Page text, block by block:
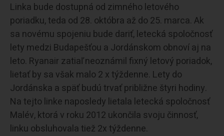
Linka bude dostupná od zimného letového
poriadku, teda od 28. októbra až do 25. marca. Ak
sa novému spojeniu bude dariť, letecká spoločnosť
lety medzi Budapešťou a Jordánskom obnoví aj na
leto. Ryanair zatiaľ neoznámil fixný letový poriadok,
lietať by sa však malo 2 x týždenne. Lety do
Jordánska a späť budú trvať približne štyri hodiny.
Na tejto linke naposledy lietala letecká spoločnosť
Malév, ktorá v roku 2012 ukončila svoju činnosť,
linku obsluhovala tiež 2x týždenne.